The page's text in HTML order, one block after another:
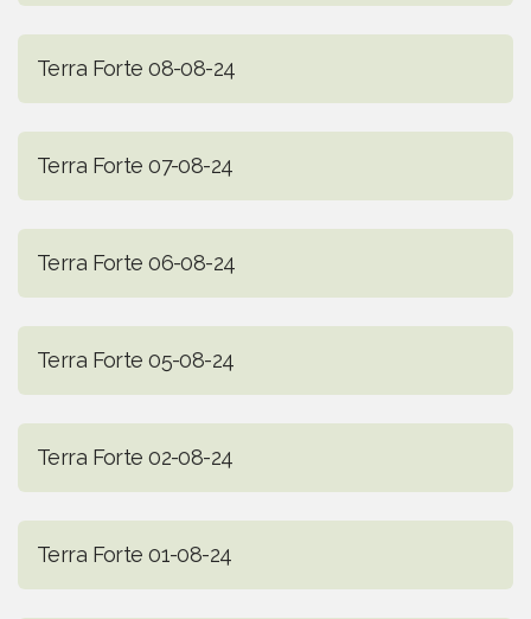
Terra Forte 08-08-24
Terra Forte 07-08-24
Terra Forte 06-08-24
Terra Forte 05-08-24
Terra Forte 02-08-24
Terra Forte 01-08-24